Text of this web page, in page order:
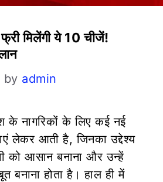
मिलेंगी ये 10 चीजें!
by admin
के नागरिकों के लिए कई नई
लेकर आती है, जिनका उद्देश्य
को आसान बनाना और उन्हें
होता है। हाल ही में